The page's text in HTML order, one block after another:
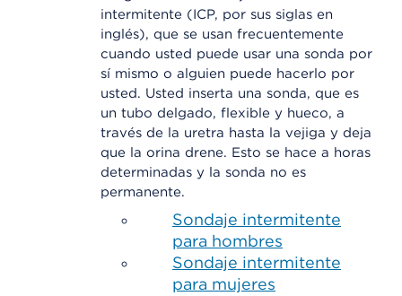
intermitente (ICP, por sus siglas en
inglés), que se usan frecuentemente
cuando usted puede usar una sonda por
sí mismo o alguien puede hacerlo por
usted. Usted inserta una sonda, que es
un tubo delgado, flexible y hueco, a
través de la uretra hasta la vejiga y deja
que la orina drene. Esto se hace a horas
determinadas y la sonda no es
permanente.
Sondaje intermitente
para hombres
Sondaje intermitente
para mujeres